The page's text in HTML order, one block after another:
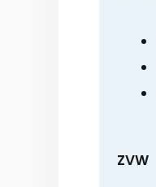
ZVW